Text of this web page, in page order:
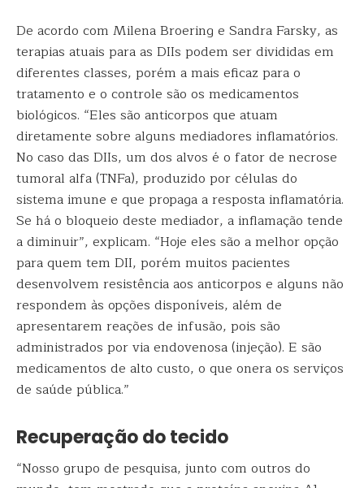
De acordo com Milena Broering e Sandra Farsky, as
terapias atuais para as DIIs podem ser divididas em
diferentes classes, porém a mais eficaz para o
tratamento e o controle são os medicamentos
biológicos. “Eles são anticorpos que atuam
diretamente sobre alguns mediadores inflamatórios.
No caso das DIIs, um dos alvos é o fator de necrose
tumoral alfa (TNFa), produzido por células do
sistema imune e que propaga a resposta inflamatória.
Se há o bloqueio deste mediador, a inflamação tende
a diminuir”, explicam. “Hoje eles são a melhor opção
para quem tem DII, porém muitos pacientes
desenvolvem resistência aos anticorpos e alguns não
respondem às opções disponíveis, além de
apresentarem reações de infusão, pois são
administrados por via endovenosa (injeção). E são
medicamentos de alto custo, o que onera os serviços
de saúde pública.”
Recuperação do tecido
“Nosso grupo de pesquisa, junto com outros do